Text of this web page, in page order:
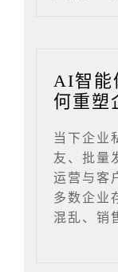
AI智能
何重塑
当下企业
友、批量
运营与客
多数企业
混乱、销